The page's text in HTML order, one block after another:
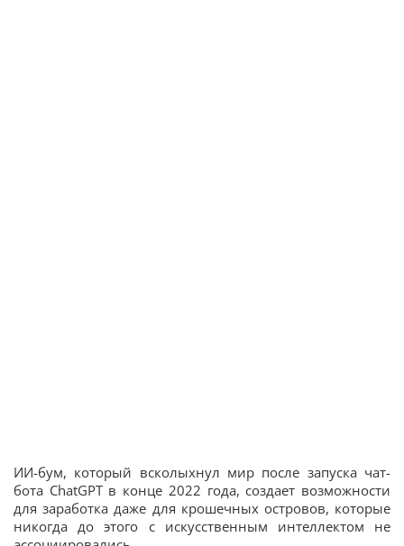
ИИ-бум, который всколыхнул мир после запуска чат-
бота ChatGPT в конце 2022 года, создает возможности
для заработка даже для крошечных островов, которые
никогда до этого с искусственным интеллектом не